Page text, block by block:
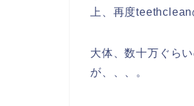
上、再度
大体、数十万ぐら
が、、、。